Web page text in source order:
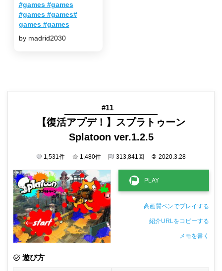
#games #games
#games #games#
games #games
by madrid2030
#11
【復活アプデ！】スプラトゥーン
Splatoon ver.1.2.5
1,531 件 1,480件 313,841 回 © 2020.3.28
高画質ペンでプレイする
紹介URLをコピーする
メモを書く
遊び方